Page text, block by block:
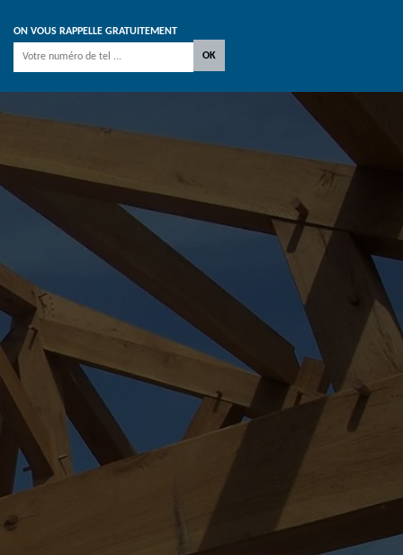
ON VOUS RAPPELLE GRATUITEMENT